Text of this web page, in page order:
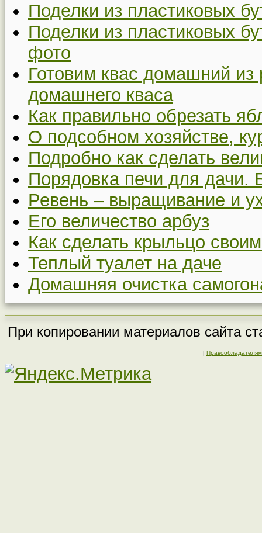
Поделки из пластиковых
Поделки из пластиковых
фото
Готовим квас домашний
домашнего кваса
Как правильно обрезать
О подсобном хозяйстве,
Подробно как сделать
Порядовка печи для дачи.
Ревень – выращивание и
Его величество арбуз
Как сделать крыльцо
Теплый туалет на даче
Домашняя очистка
При копировании материалов сайта
| Правообладателям